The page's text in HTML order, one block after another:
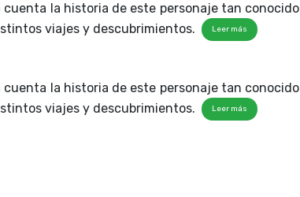
cuenta la historia de este personaje tan conocido
viajes y descubrimientos.
Leer más
cuenta la historia de este personaje tan conocido
viajes y descubrimientos.
Leer más